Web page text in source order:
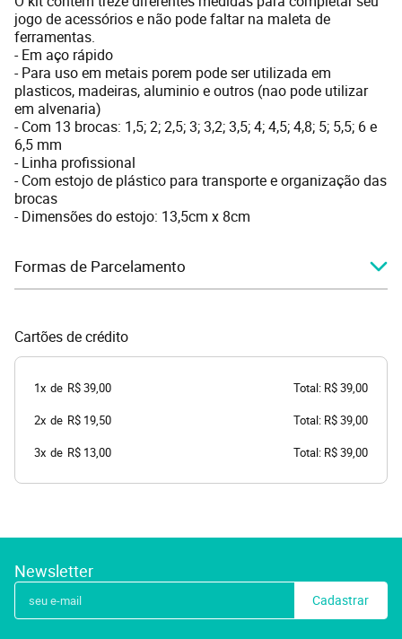
jogo de acessórios e não pode faltar na maleta de
ferramentas.
- Em aço rápido
- Para uso em metais porem pode ser utilizada em
plasticos, madeiras, aluminio e outros (nao pode utilizar
em alvenaria)
- Com 13 brocas: 1,5; 2; 2,5; 3; 3,2; 3,5; 4; 4,5; 4,8; 5; 5,5; 6 e
6,5 mm
- Linha profissional
- Com estojo de plástico para transporte e organização das
brocas
- Dimensões do estojo: 13,5cm x 8cm
Formas de Parcelamento
Cartões de crédito
1x de R$ 39,00
Total: R$ 39,00
2x de R$ 19,50
Total: R$ 39,00
3x de R$ 13,00 Total: R$ 39,00
Newsletter
Cadastrar